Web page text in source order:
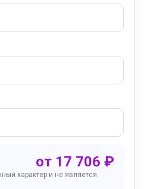
от 17 706 ₽
характер и не является